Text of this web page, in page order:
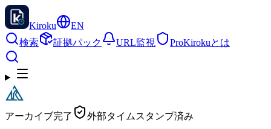
Kiroku
EN
検索
証拠パック URL監視 ProKirokuとは
アーカイブ完了 外部タイムスタンプ済み